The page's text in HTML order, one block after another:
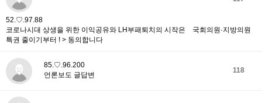
52.♡.97.88
코로나시대 상생을 위한 이익공유와 LH부패퇴치의 시작은 국회의원·지방의원
특권 줄이기부터 ! > 동의합니다
118
85.♡.96.200
언론보도 글답변